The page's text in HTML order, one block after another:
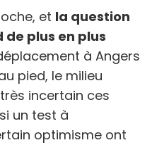
et la question
de plus en plus
à Angers
pied, le milieu
incertain ces
un test à
optimisme ont